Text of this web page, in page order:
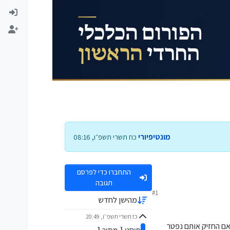
מונטיפיורי כח תשרי תשפ״ו, 08:16
לאותה שנה, שנכון
#1
החזיק אותם נפטר
התחברו כדי לפרסם
תגובה
מהישן לחדש
כז תשרי תשפ״ו, 20:49